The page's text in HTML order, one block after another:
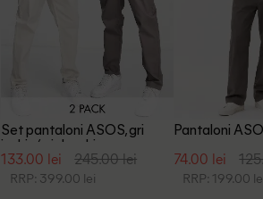
Set pantaloni ASOS, gri
inchis/gri deschis
133.00 lei 245.00 lei
RRP: 399.00 lei
Pantaloni
74.00 lei
RRP: 199.00